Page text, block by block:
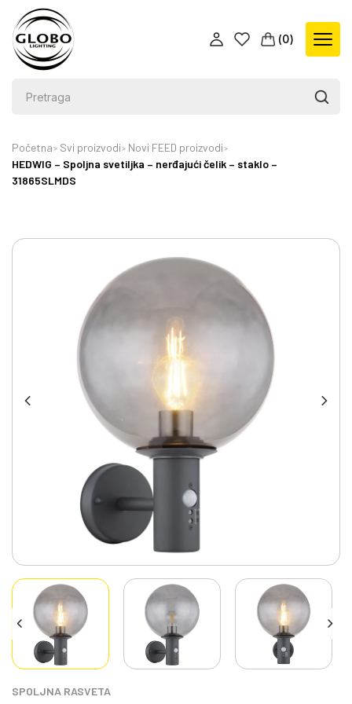
(0)
Početna Svi proizvodi
Novi FEED proizvodi
HEDWIG – Spoljna svetiljka – nerđajući čelik – staklo –
31865SLMDS
SPOLJNA RASVETA